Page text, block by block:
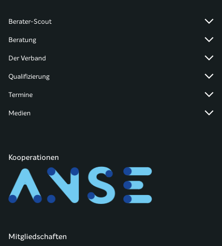
Berater-Scout
Beratung
Der Verband
Qualifizierung
Termine
Medien
Kooperationen
Mitgliedschaften